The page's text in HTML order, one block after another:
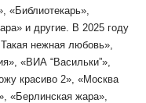
и другие. В 2025 году
нежная любовь»,
«ВИА “Васильки”»,
красиво 2», «Москва
«Берлинская жара»,